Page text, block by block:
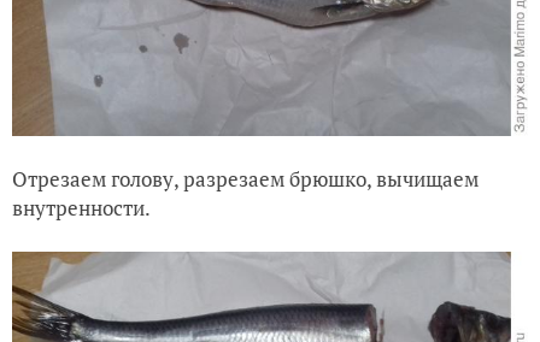
Отрезаем голову, разрезаем брюшко, вычищаем
внутренности.